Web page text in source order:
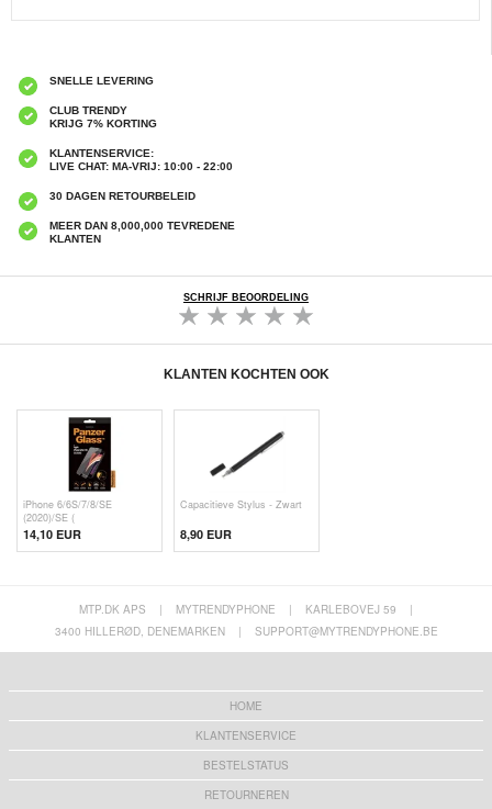
SNELLE LEVERING
CLUB TRENDY
KRIJG 7% KORTING
KLANTENSERVICE:
LIVE CHAT: MA-VRIJ: 10:00 - 22:00
30 DAGEN RETOURBELEID
MEER DAN 8,000,000 TEVREDENE
KLANTEN
SCHRIJF BEOORDELING
KLANTEN KOCHTEN OOK
iPhone 6/6S/7/8/SE
(2020)/SE (
14,10 EUR
Capacitieve Stylus - Zwart
8,90 EUR
MTP.DK APS | MYTRENDYPHONE | KARLEBOVEJ 59
|
3400 HILLERØD, DENEMARKEN
| SUPPORT@MYTRENDYPHONE.BE
HOME
KLANTENSERVICE
BESTELSTATUS
RETOURNEREN